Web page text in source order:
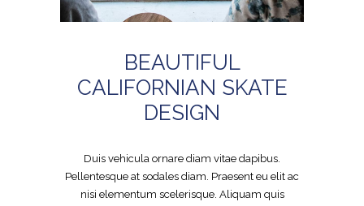
BEAUTIFUL
CALIFORNIAN SKATE
DESIGN
Duis vehicula ornare diam vitae dapibus.
Pellentesque at sodales diam. Praesent eu elit ac
nisi elementum scelerisque. Aliquam quis